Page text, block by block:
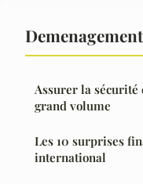
Assurer la sécurité
grand volume
Les 10 surprises
international